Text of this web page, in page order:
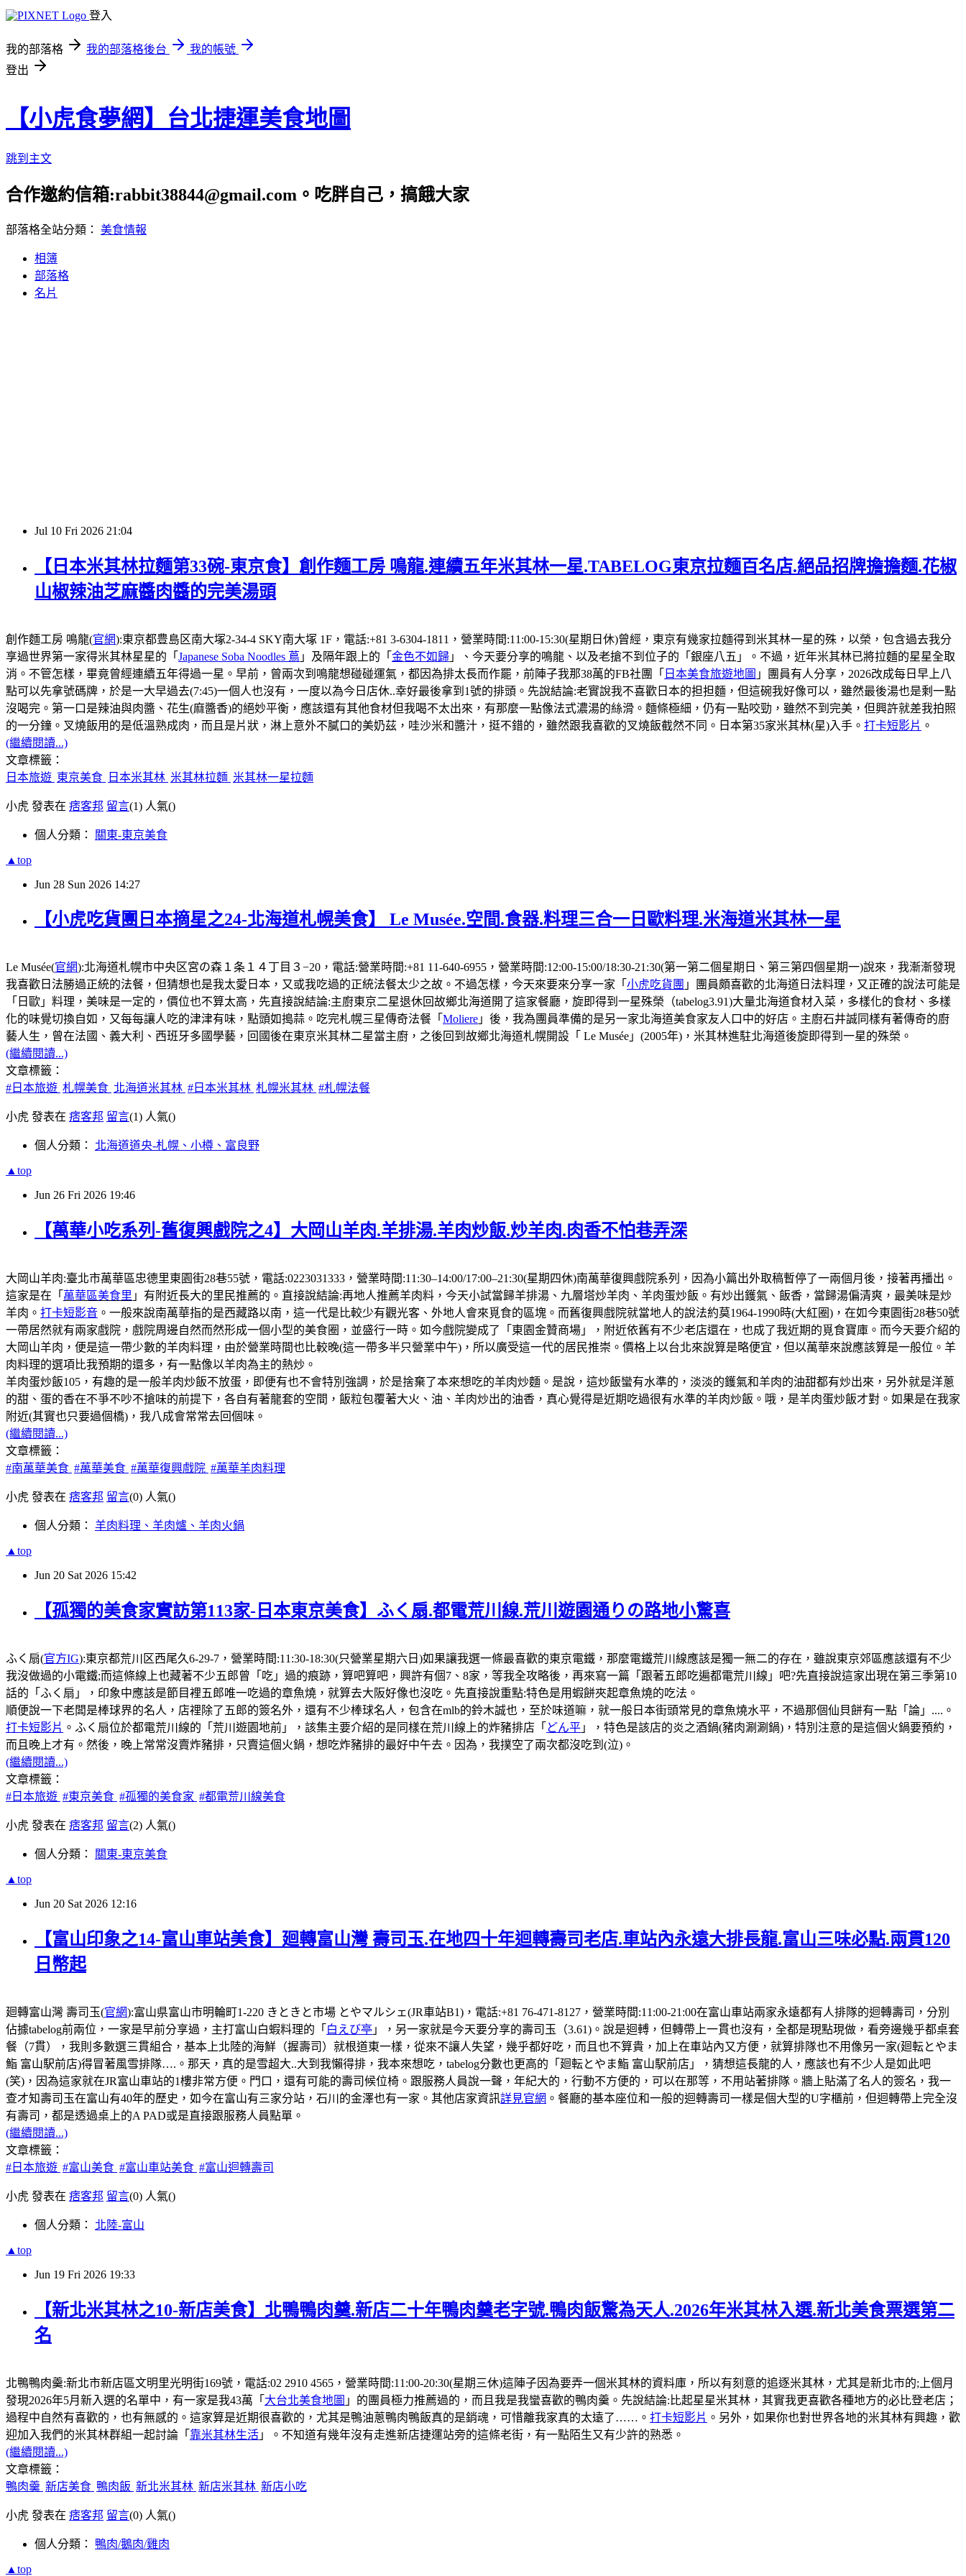
登入
我的部落格 我的部落格後台
我的帳號
登出
【小虎食夢網】台北捷運美食地圖
跳到主文
合作邀約信箱:rabbit38844@gmail.com。吃胖自己，搞餓大家
部落格全站分類： 美食情報
相簿
部落格
名片
Jul 10 Fri 2026 21:04
【日本米其林拉麵第33碗-東京食】創作麵工房 鳴龍.連續五年米其林一星.TABELOG東京拉麵百名店.絕品招牌擔擔麵.花椒
山椒辣油芝麻醬肉醬的完美湯頭
創作麵工房 鳴龍(官網):東京都豊島区南大塚2-34-4 SKY南大塚 1F，電話:+81 3-6304-1811，營業時間:11:00-15:30(星期日休)曾經，東京有幾家拉麵得到米其林一星的殊，以榮，包含過去我分
享過世界第一家得米其林星星的「 Japanese Soba Noodles 蔦 」及隔年跟上的「 金色不如歸 」、今天要分享的鳴龍、以及老搶不到位子的「銀座八五」。不過，近年米其林已將拉麵的星星全取
消。不管怎樣，畢竟曾經連續五年得過一星。早前，曾兩次到鳴龍想碰碰運氣，都因為排太長而作罷，前陣子我那38萬的FB社團「 日本美食旅遊地圖 」團員有人分享，2026改成每日早上八
點可以先拿號碼牌，於是一大早過去(7:45)一個人也沒有，一度以為今日店休..幸好最後拿到1號的排頭。先說結論:老實說我不喜歡日本的担担麵，但這碗我好像可以，雖然最後湯也是剩一點
沒喝完。第一口是辣油與肉醬、花生(麻醬香)的絕妙平衡，應該還有其他食材但我喝不太出來，有那麼一點像法式濃湯的絲滑。麵條極細，仍有一點咬勁，雖然不到完美，但興許就差我拍照
的一分鐘。叉燒飯用的是低溫熟成肉，而且是片狀，淋上意外不膩口的美奶茲，哇沙米和醬汁，挺不錯的，雖然跟我喜歡的叉燒飯截然不同。日本第35家米其林(星)入手。 打卡短影片 。
(繼續閱讀...)
文章標籤：
日本旅遊 東京美食 日本米其林 米其林拉麵 米其林一星拉麵
小虎 發表在 痞客邦 留言(1) 人氣()
個人分類： 關東-東京美食
▲top
Jun 28 Sun 2026 14:27
【小虎吃貨團日本摘星之24-北海道札幌美食】 Le Musée.空間.食器.料理三合一日歐料理.米海道米其林一星
Le Musée(官網):北海道札幌市中央区宮の森１条１４丁目３−20，電話:營業時間:+81 11-640-6955，營業時間:12:00-15:00/18:30-21:30(第一第二個星期日、第三第四個星期一)說來，我漸漸發現
我喜歡日法勝過正統的法餐，但猜想也是我太愛日本，又或我吃過的正統法餐太少之故。不過怎樣，今天來要來分享一家「 小虎吃貨團 」團員頗喜歡的北海道日法料理，又正確的說法可能是
「日歐」料理，美味是一定的，價位也不算太高，先直接說結論:主廚東京二星退休回故鄉北海道開了這家餐廳，旋即得到一星殊榮（tabelog3.91)大量北海道食材入菜，多樣化的食材、多樣
化的味覺切換自如，又每每讓人吃的津津有味，點頭如搗蒜。吃完札幌三星傳奇法餐「 Moliere 」後，我為團員準備的是另一家北海道美食家友人口中的好店。主廚石井誠同樣有著傳奇的廚
藝人生，曾在法國、義大利、西班牙多國學藝，回國後在東京米其林二星當主廚，之後回到故鄉北海道札幌開設「 Le Musée」(2005年)，米其林進駐北海道後旋即得到一星的殊榮。
(繼續閱讀...)
文章標籤：
#日本旅遊 札幌美食 北海道米其林 #日本米其林 札幌米其林 #札幌法餐
小虎 發表在 痞客邦 留言(1) 人氣()
個人分類： 北海道道央-札幌、小樽、富良野
▲top
Jun 26 Fri 2026 19:46
【萬華小吃系列-舊復興戲院之4】大岡山羊肉.羊排湯.羊肉炒飯.炒羊肉.肉香不怕巷弄深
大岡山羊肉:臺北市萬華區忠德里東園街28巷55號，電話:0223031333，營業時間:11:30–14:00/17:00–21:30(星期四休)南萬華復興戲院系列，因為小篇出外取稿暫停了一兩個月後，接著再播出。
這家是在「 萬華區美食里 」有附近長大的里民推薦的。直接說結論:再地人推薦羊肉料，今天小試當歸羊排湯、九層塔炒羊肉、羊肉蛋炒飯。有炒出鑊氣、飯香，當歸湯偏清爽，最美味是炒
羊肉。 打卡短影音 。一般來說南萬華指的是西藏路以南，這一代是比較少有觀光客、外地人會來覓食的區塊。而舊復興戲院就當地人的說法約莫1964-1990時(大紅圈)，在如今東園街28巷50號
一帶居然就有兩家戲院，戲院周邊自然而然形成一個小型的美食圈，並盛行一時。如今戲院變成了「東園金贊商場」，附近依舊有不少老店還在，也成了我近期的覓食寶庫。而今天要介紹的
大岡山羊肉，便是這一帶少數的羊肉料理，由於營業時間也比較晚(這一帶多半只營業中午)，所以廣受這一代的居民推崇。價格上以台北來說算是略便宜，但以萬華來說應該算是一般位。羊
肉料理的選項比我預期的還多，有一點像以羊肉為主的熱炒。
羊肉蛋炒飯105，有趣的是一般羊肉炒飯不放蛋，即便有也不會特別強調，於是捨棄了本來想吃的羊肉炒麵。是說，這炒飯蠻有水準的，淡淡的鑊氣和羊肉的油甜都有炒出來，另外就是洋蔥
的甜、蛋的香在不爭不吵不搶味的前提下，各自有著龍套的空間，飯粒包覆著大火、油、羊肉炒出的油香，真心覺得是近期吃過很有水準的羊肉炒飯。哦，是羊肉蛋炒飯才對。如果是在我家
附近(其實也只要過個橋)，我八成會常常去回個味。
(繼續閱讀...)
文章標籤：
#南萬華美食 #萬華美食 #萬華復興戲院 #萬華羊肉料理
小虎 發表在 痞客邦 留言(0) 人氣()
個人分類： 羊肉料理、羊肉爐、羊肉火鍋
▲top
Jun 20 Sat 2026 15:42
【孤獨的美食家實訪第113家-日本東京美食】ふく扇.都電荒川線.荒川遊園通りの路地小驚喜
ふく扇(官方IG):東京都荒川区西尾久6-29-7，營業時間:11:30-18:30(只營業星期六日)如果讓我選一條最喜歡的東京電鐵，那麼電鐵荒川線應該是獨一無二的存在，雖說東京郊區應該還有不少
我沒做過的小電鐵;而這條線上也藏著不少五郎曾「吃」過的痕跡，算吧算吧，興許有個7、8家，等我全攻略後，再來寫一篇「跟著五郎吃遍都電荒川線」吧?先直接說這家出現在第三季第10
話的「ふく扇」，印象中應該是節目裡五郎唯一吃過的章魚燒，就算去大阪好像也沒吃。先直接說重點:特色是用蝦餅夾起章魚燒的吃法。
順便說一下老闆是棒球界的名人，店𥚃除了五郎的簽名外，還有不少棒球名人，包含在mlb的鈴木誠也，至於味道嘛，就一般日本街頭常見的章魚燒水平，不過那個仙貝餅有一點「論」....。
打卡短影片 。ふく扇位於都電荒川線的「荒川遊園地前」，該集主要介紹的是同樣在荒川線上的炸豬排店「 どん平 」，特色是該店的炎之酒鍋(豬肉涮涮鍋)，特別注意的是這個火鍋要預約，
而且晚上才有。然後，晚上常常沒賣炸豬排，只賣這個火鍋，想吃炸豬排的最好中午去。因為，我撲空了兩次都沒吃到(泣)。
(繼續閱讀...)
文章標籤：
#日本旅遊 #東京美食 #孤獨的美食家 #都電荒川線美食
小虎 發表在 痞客邦 留言(2) 人氣()
個人分類： 關東-東京美食
▲top
Jun 20 Sat 2026 12:16
【富山印象之14-富山車站美食】廻轉富山灣 壽司玉.在地四十年迴轉壽司老店.車站內永遠大排長龍.富山三味必點.兩貫120
日幣起
廻轉富山灣 壽司玉(官網):富山県富山市明輪町1-220 きときと市場 とやマルシェ(JR車站B1)，電話:+81 76-471-8127，營業時間:11:00-21:00在富山車站兩家永遠都有人排隊的迴轉壽司，分別
佔據tabelog前兩位，一家是早前分享過，主打富山白蝦料理的「 白えび亭 」，另一家就是今天要分享的壽司玉（3.61)。說是迴𨍭，但轉帶上一貫也沒有，全都是現點現做，看旁邊幾乎都桌套
餐（7貫），我則多數選三貫組合，基本上北陸的海鮮（握壽司）就根道東一樣，從來不讓人失望，幾乎都好吃，而且也不算貴，加上在車站內又方便，就算排隊也不用像另一家(廻転とやま
鮨 富山駅前店)得冒著風雪排隊….。那天，真的是雪超大..大到我懶得排，我本來想吃，tabelog分數也更高的「廻転とやま鮨 富山駅前店」，猜想這長龍的人，應該也有不少人是如此吧
(笑)，因為這家就在JR富山車站的1樓非常方便。門口，還有可能的壽司候位椅。跟服務人員說一聲，年紀大的，行動不方便的，可以在那等，不用站著排隊。牆上貼滿了名人的簽名，我一
查才知壽司玉在富山有40年的歷史，如今在富山有三家分站，石川的金澤也有一家。其他店家資訊詳見官網 。餐廳的基本座位和一般的迴轉壽司一樣是個大型的U字櫃前，但迴轉帶上完全沒
有壽司，都是透過桌上的A PAD或是直接跟服務人員點單。
(繼續閱讀...)
文章標籤：
#日本旅遊 #富山美食 #富山車站美食 #富山迴轉壽司
小虎 發表在 痞客邦 留言(0) 人氣()
個人分類： 北陸-富山
▲top
Jun 19 Fri 2026 19:33
【新北米其林之10-新店美食】北鴨鴨肉羹.新店二十年鴨肉羹老字號.鴨肉飯驚為天人.2026年米其林入選.新北美食票選第二
名
北鴨鴨肉羹:新北市新店區文明里光明街169號，電話:02 2910 4565，營業時間:11:00-20:30(星期三休)這陣子因為要弄一個米其林的資料庫，所以有刻意的追逐米其林，尤其是新北市的;上個月
發現2026年5月新入選的名單中，有一家是我43萬「 大台北美食地圖 」的團員極力推薦過的，而且我是我蠻喜歡的鴨肉羹。先說結論:比起星星米其林，其實我更喜歡各種地方的必比登老店；
過程中自然有喜歡的，也有無感的。這家算是近期很喜歡的，尤其是鴨油蔥鴨肉鴨飯真的是銷魂，可惜離我家真的太遠了……。 打卡短影片 。另外，如果你也對世界各地的米其林有興趣，歡
迎加入我們的米其林群組一起討論「 靠米其林生活 」。不知道有幾年沒有走進新店捷運站旁的這條老街，有一點陌生又有少許的熟悉。
(繼續閱讀...)
文章標籤：
鴨肉羹 新店美食 鴨肉飯 新北米其林 新店米其林 新店小吃
小虎 發表在 痞客邦 留言(0) 人氣()
個人分類： 鴨肉/鵝肉/雞肉
▲top